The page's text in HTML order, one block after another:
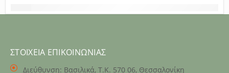
ΣΤΟΙΧΕΊΑ ΕΠΙΚΟΙΝΩΝΊΑΣ
Διεύθυνση: Βασιλικά, Τ.Κ. 570 06, Θεσσαλονίκη